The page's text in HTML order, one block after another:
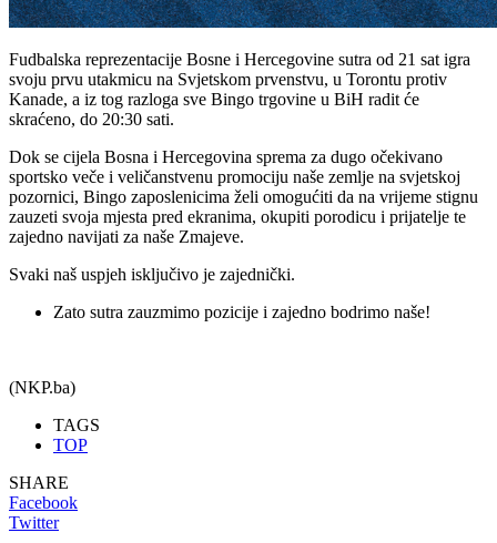
Fudbalska reprezentacije Bosne i Hercegovine sutra od 21 sat igra
svoju prvu utakmicu na Svjetskom prvenstvu, u Torontu protiv
Kanade, a iz tog razloga sve Bingo trgovine u BiH radit će
skraćeno, do 20:30 sati.
Dok se cijela Bosna i Hercegovina sprema za dugo očekivano
sportsko veče i veličanstvenu promociju naše zemlje na svjetskoj
pozornici, Bingo zaposlenicima želi omogućiti da na vrijeme stignu
zauzeti svoja mjesta pred ekranima, okupiti porodicu i prijatelje te
zajedno navijati za naše Zmajeve.
Svaki naš uspjeh isključivo je zajednički.
Zato sutra zauzmimo pozicije i zajedno bodrimo naše!
(NKP.ba)
TAGS
TOP
SHARE
Facebook
Twitter